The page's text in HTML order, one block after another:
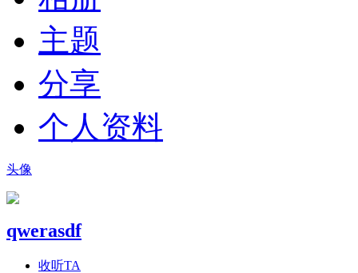
主题
分享
个人资料
头像
qwerasdf
收听TA